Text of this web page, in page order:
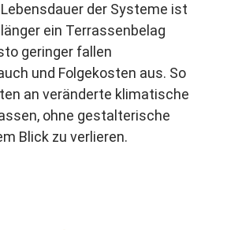
der Systeme ist
ein Terrassenbelag
geringer fallen
und Folgekosten aus. So
an veränderte klimatische
ohne gestalterische
Blick zu verlieren.